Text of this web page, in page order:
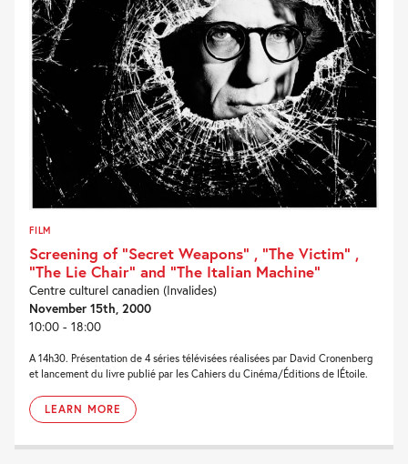
FILM
Screening of “Secret Weapons” , “The Victim” ,
“The Lie Chair” and “The Italian Machine”
Centre culturel canadien (Invalides)
November 15th, 2000
10:00 - 18:00
A 14h30. Présentation de 4 séries télévisées réalisées par David Cronenberg
et lancement du livre publié par les Cahiers du Cinéma/Éditions de lÉtoile.
LEARN MORE